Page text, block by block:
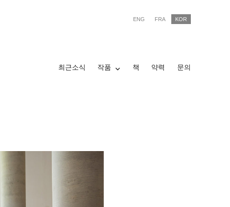
ENG FRA KOR
최근소식 작품 책 약력 문의